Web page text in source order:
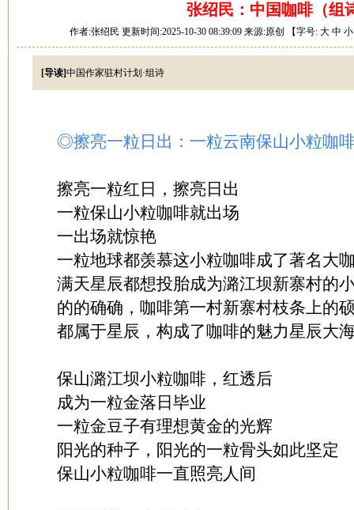
张绍民：中国咖啡（组
作者:张绍民 更新时间:2025-10-30 08:39:09 来源:原创 【字号: 大 中 小
[导读]中国作家驻村计划·组诗
◎擦亮一粒日出：一粒云南保山小粒咖
擦亮一粒红日，擦亮日出
一粒保山小粒咖啡就出场
一出场就惊艳
一粒地球都羡慕这小粒咖啡成了著名大
满天星辰都想投胎成为潞江坝新寨村的
的的确确，咖啡第一村新寨村枝条上的
都属于星辰，构成了咖啡的魅力星辰大
保山潞江坝小粒咖啡，红透后
成为一粒金落日毕业
一粒金豆子有理想黄金的光辉
阳光的种子，阳光的一粒骨头如此坚定
保山小粒咖啡一直照亮人间